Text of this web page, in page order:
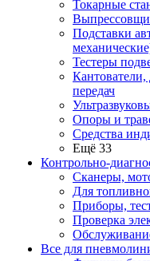
Токарные
Подставки
Тестеры
Кантователи,
передач
Опоры и
Средства
Ещё 33
Контрольно-
Сканеры,
Для
Приборы,
Проверка
Все для